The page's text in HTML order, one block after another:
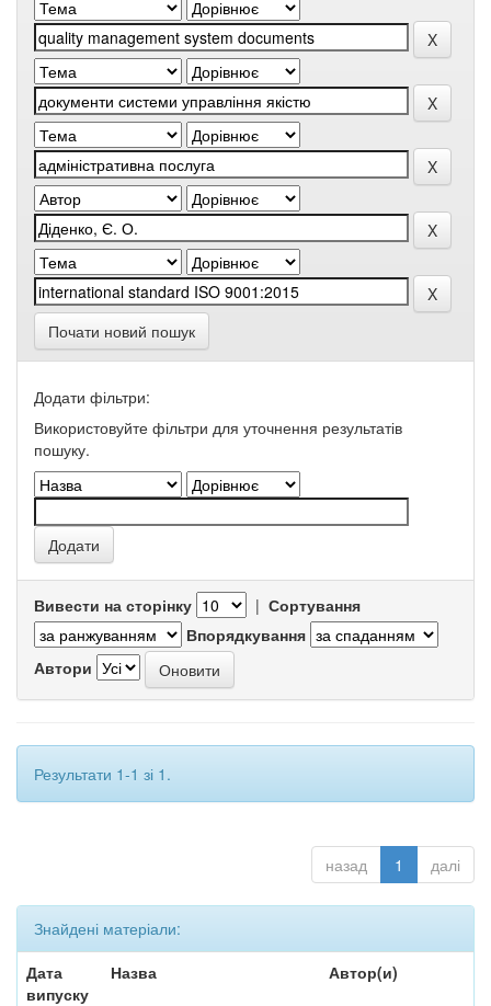
Почати новий пошук
Додати фільтри:
Використовуйте фільтри для уточнення результатів
пошуку.
Вивести на сторінку | Сортування
Впорядкування
Автори
Результати 1-1 зі 1.
назад 1 далі
Знайдені матеріали:
Дата
випуску
Назва Автор(и)